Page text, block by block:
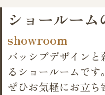
ショールー
showroom
パッシブデザインと
るショールームです。
ぜひお気軽にお立ち